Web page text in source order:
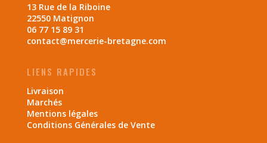
13 Rue de la Riboine
22550 Matignon
06 77 15 89 31
contact@mercerie-bretagne.com
LIENS RAPIDES
Livraison
Marchés
Mentions légales
Conditions Générales de Vente